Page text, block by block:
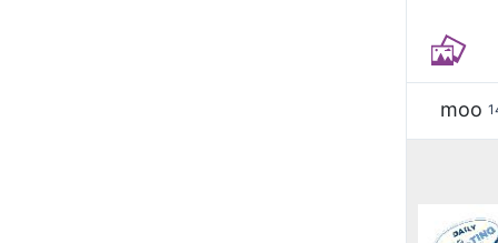
moo